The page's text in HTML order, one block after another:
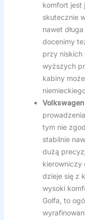
komfort jest
skutecznie
nawet
docenimy
przy niskich
wyższych
kabiny
tym nie
stabilnie
dużą
kierowniczy
dzieje się z
wysoki
Golfa, to